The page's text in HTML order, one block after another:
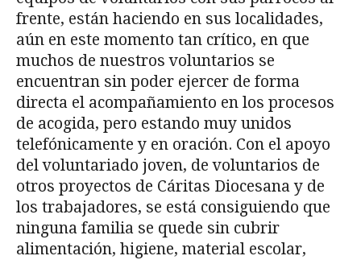
frente, están haciendo en sus localidades,
aún en este momento tan crítico, en que
muchos de nuestros voluntarios se
encuentran sin poder ejercer de forma
directa el acompañamiento en los procesos
de acogida, pero estando muy unidos
telefónicamente y en oración. Con el apoyo
del voluntariado joven, de voluntarios de
otros proyectos de Cáritas Diocesana y de
los trabajadores, se está consiguiendo que
ninguna familia se quede sin cubrir
alimentación, higiene, material escolar,